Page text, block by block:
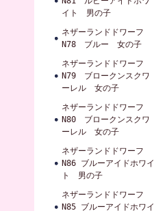
イト 男の子
ネザーランドドワーフ
N78 ブルー 女の子
ネザーランドドワーフ
N79 ブロークンスクワ
ーレル 女の子
ネザーランドドワーフ
N80 ブロークンスクワ
ーレル 女の子
ネザーランドドワーフ
N86 ブルーアイドホワイ
ト 男の子
ネザーランドドワーフ
N85 ブルーアイドホワイ